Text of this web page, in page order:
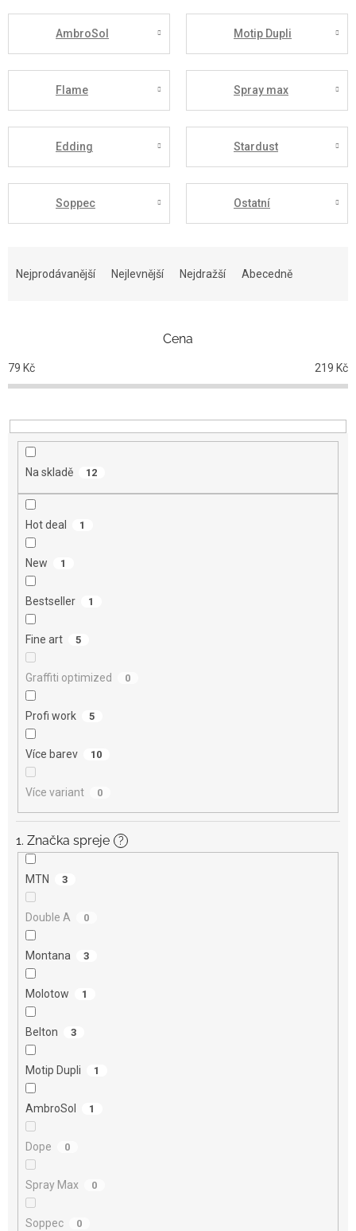
AmbroSol Motip Dupli
Flame Spray max
Edding Stardust
Soppec Ostatní
p
r
o
u
Nejprodávanější Nejlevnější Nejdražší Abecedně
Cena
79 Kč 219 Kč
Na skladě 12
Hot deal 1
New 1
Bestseller 1
Fine art 5
Graffiti optimized 0
Profi work 5
Více barev 10
Více variant 0
1. Značka spreje ?
MTN 3
Double A 0
Montana 3
Molotow 1
Belton 3
Motip Dupli 1
AmbroSol 1
Dope 0
Spray Max 0
Soppec 0